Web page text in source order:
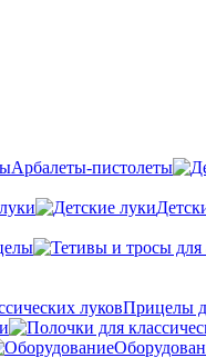
Арбалеты-пистолеты
Прицелы